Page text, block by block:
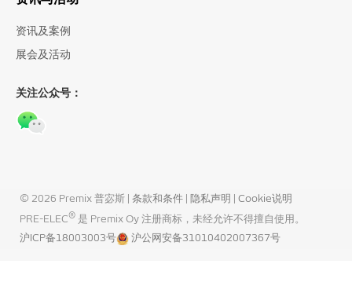
资讯及案例
展会及活动
关注公众号：
© 2026 Premix 普宓斯 | 条款和条件 隐私声明
Cookie说明
PRE-ELEC® 是 Premix Oy 注册商标，未经允许不得擅自使用。
沪ICP备18003003号
沪公网安备31010402007367号